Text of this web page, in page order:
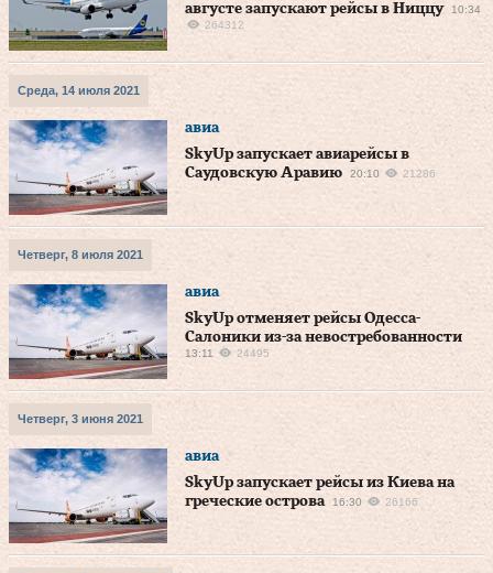
августе запускают рейсы в Ниццу
10:34
264312
Среда, 14 июля 2021
авиа
SkyUp запускает авиарейсы в
Саудовскую Аравию
20:10 21286
Четверг, 8 июля 2021
авиа
SkyUp отменяет рейсы Одесса-
Салоники из-за невостребованности
13:11 24495
Четверг, 3 июня 2021
авиа
SkyUp запускает рейсы из Киева на
греческие острова
16:30 26166